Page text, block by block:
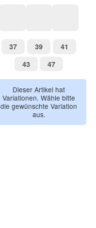
3737 3939 41
4343 4747
Dieser Artikel hat
Variationen. Wähle bitte
die gewünschte Variation
aus.